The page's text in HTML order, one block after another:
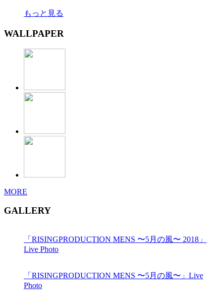
もっと見る
WALLPAPER
MORE
GALLERY
「RISINGPRODUCTION MENS 〜5月の風〜 2018」
Live Photo
「RISINGPRODUCTION MENS 〜5月の風〜」Live
Photo